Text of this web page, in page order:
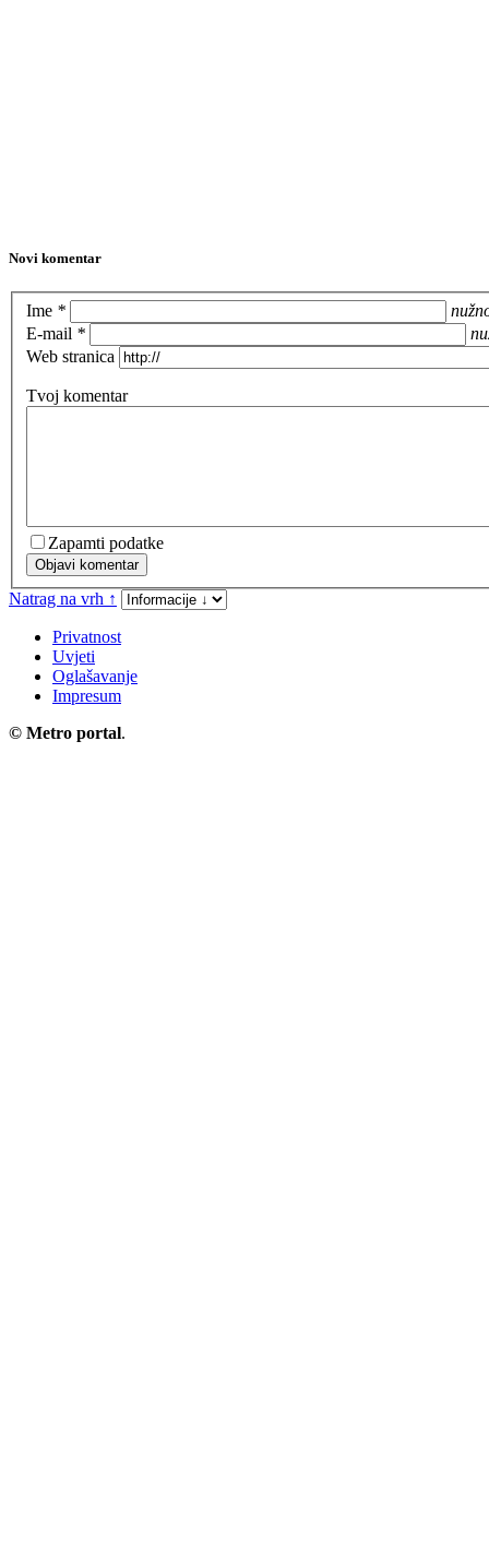
Novi komentar
Ime *
E-mail *
Web stranica
Tvoj komentar
Zapamti podatke
Objavi komentar
Natrag na vrh ↑
Privatnost
Uvjeti
Oglašavanje
Impresum
© Metro portal.